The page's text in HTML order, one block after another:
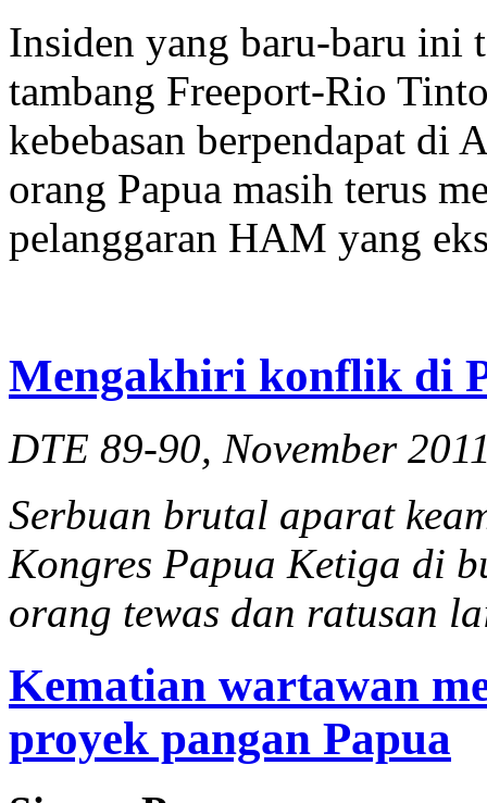
Insiden yang baru-baru
tambang Freeport-Rio
kebebasan berpendapat di
orang Papua masih terus
pelanggaran HAM yang
Mengakhiri konflik di
DTE 89-90, November
Serbuan brutal aparat
Kongres Papua Ketiga di
orang tewas dan ratusan
Kematian wartawan
proyek pangan Papua